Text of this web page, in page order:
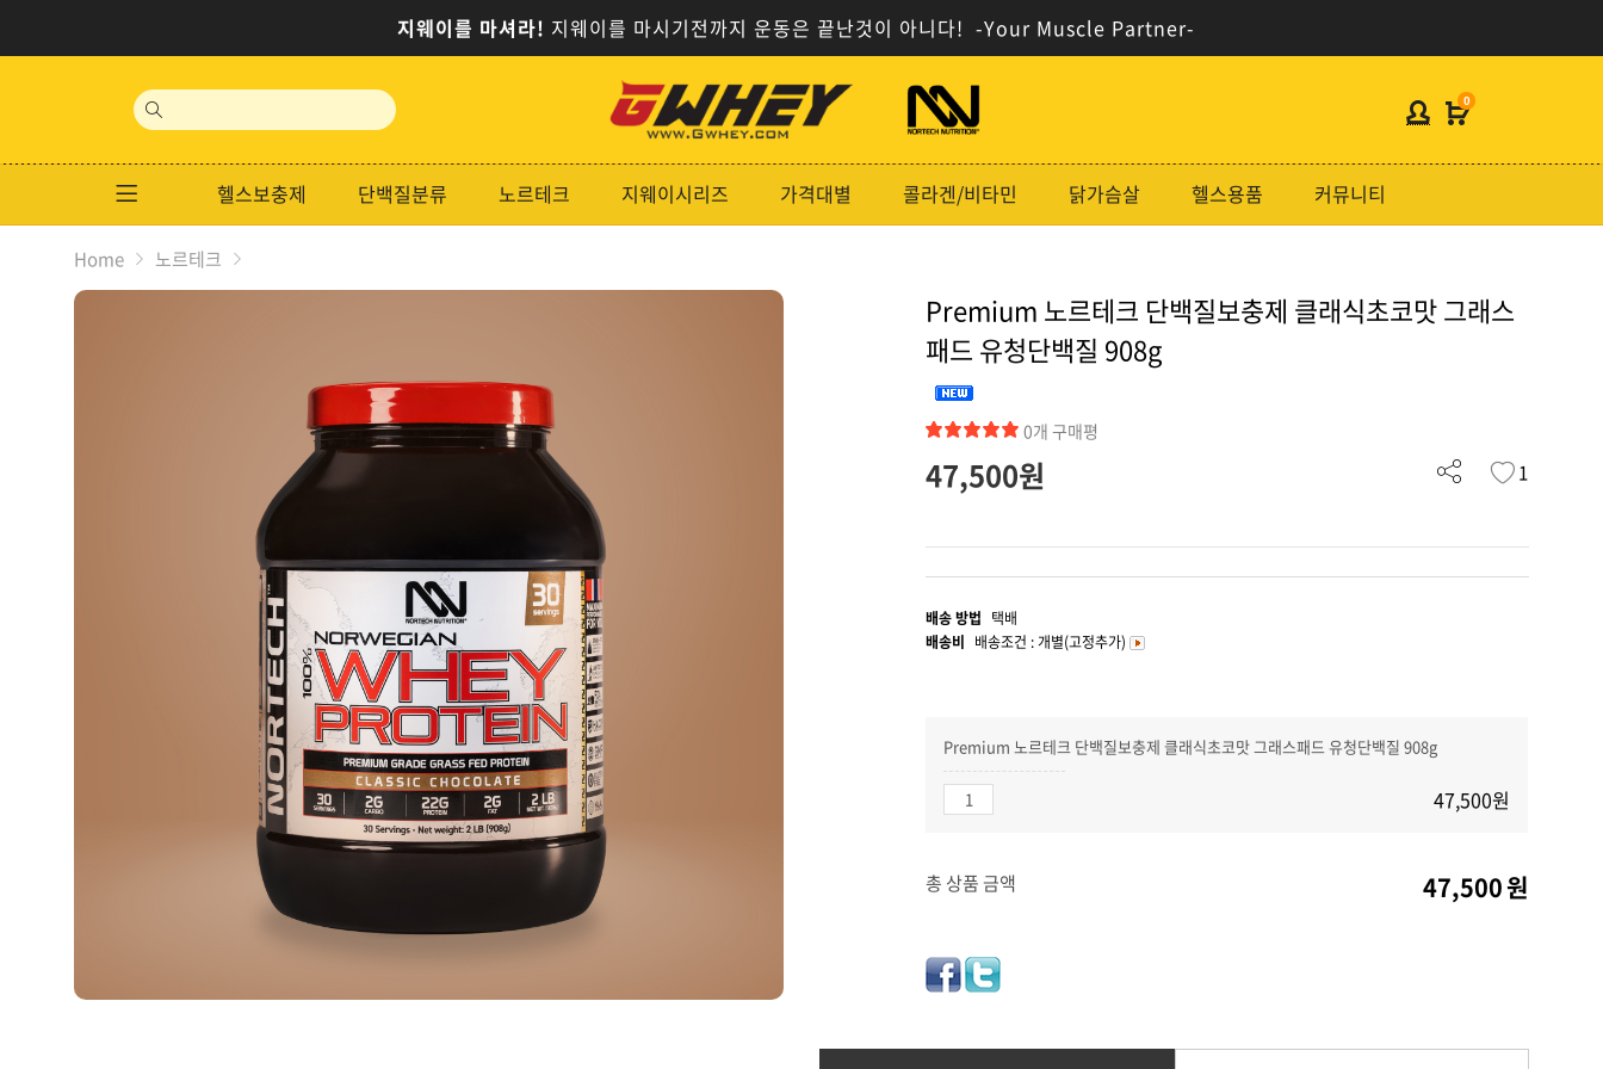
헬스보충제
단백질분류
지웨이시리즈
지웨이를 마셔라! 지웨이를 마시기전까지 운동은 끝난것이 아니다! -Your Muscle Partner-
사
이
고
사
이
로
고
0
헬스보충제 단백질분류 노르테크 지웨이시리즈 가격대별 콜라겐/비타민 닭가슴살 헬스용품 커뮤니티
Home 노르테크
Premium 노르테크 단백질보충제 클래식초코맛 그래스
패드 유청단백질 908g
0개 구매평
47,500원 1
배송 방법 택배
배송비 배송조건 : 개별(고정추가)
Premium 노르테크 단백질보충제 클래식초코맛 그래스패드 유청단백질 908g
47,500원
총 상품 금액 47,500원